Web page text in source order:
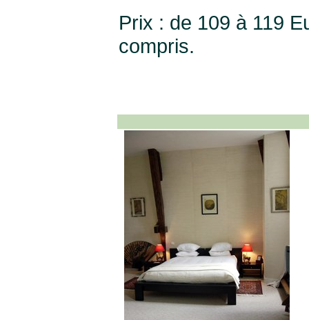
Prix : de 109 à 119
compris.